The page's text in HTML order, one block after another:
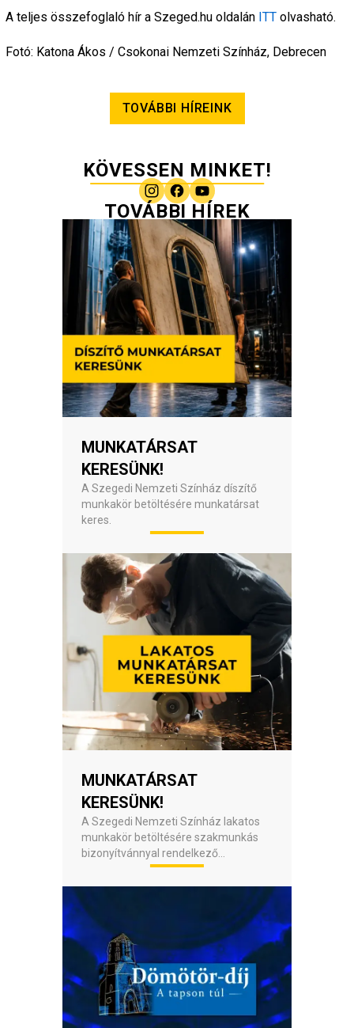
A teljes összefoglaló hír a Szeged.hu oldalán ITT olvasható.
Fotó: Katona Ákos / Csokonai Nemzeti Színház, Debrecen
TOVÁBBI HÍREINK
KÖVESSEN MINKET!
TOVÁBBI HÍREK
MUNKATÁRSAT
KERESÜNK!
A Szegedi Nemzeti Színház díszítő
munkakör betöltésére munkatársat
keres.
MUNKATÁRSAT
KERESÜNK!
A Szegedi Nemzeti Színház lakatos
munkakör betöltésére szakmunkás
bizonyítvánnyal rendelkező
munkatársat keres